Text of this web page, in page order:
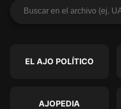
EL AJO POLÍTICO
AJOPEDIA